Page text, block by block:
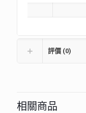
評價 (0)
相關商品